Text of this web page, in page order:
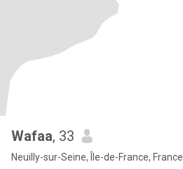
Wafaa, 33
Neuilly-sur-Seine, Île-de-France, France